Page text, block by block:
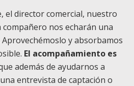
el director comercial, nuestro
nos echarán una
y absorbamos
El acompañamiento es
además de ayudarnos a
entrevista de captación o